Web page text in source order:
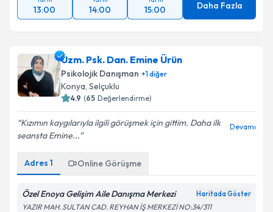
13:00 14:00 15:00 Daha Fazla
Uzm. Psk. Dan. Emine Ürün
Psikolojik Danışman +1diğer
Konya, Selçuklu
4.9 (65 Değerlendirme)
Kızımın kaygılarıyla ilgili görüşmek için gittim. Daha ilk
seansta Emine...
Devamı
Adres 1 Online Görüşme
Özel Enoya Gelişim Aile Danışma Merkezi Haritada Göster
YAZIR MAH. SULTAN CAD. REYHAN İŞ MERKEZİ NO:34/311